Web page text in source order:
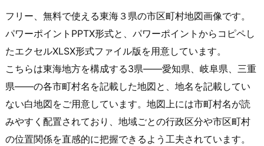
フリー、無料で使える東海３県の市区町村地図画像です。
パワーポイントPPTX形式と、パワーポイントからコピペし
たエクセルXLSX形式ファイル版を用意しています。
こちらは東海地方を構成する3県――愛知県、岐阜県、三重
県――の各市町村名を記載した地図と、地名を記載してい
ない白地図をご用意しています。地図上には市町村名が読
みやすく配置されており、地域ごとの行政区分や市区町村
の位置関係を直感的に把握できるよう工夫されています。